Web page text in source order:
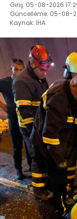
Giriş: 05-08-2026
Güncelleme: 05-08-
Kaynak: İHA